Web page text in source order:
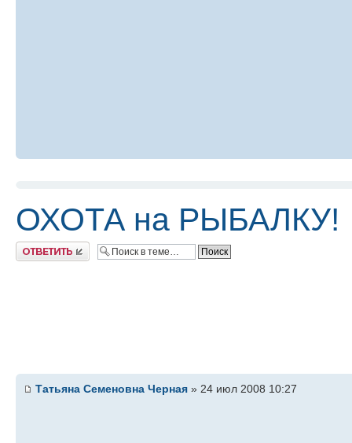
ОХОТА на РЫБАЛКУ!
Ответить
Татьяна Семеновна Черная » 24 июл 2008 10:27